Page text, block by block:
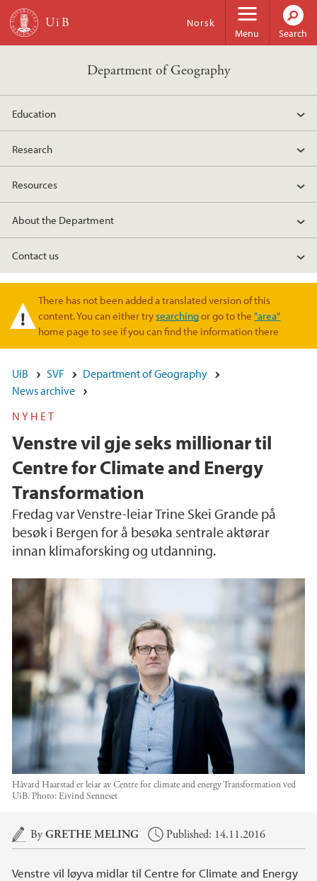
Skip to main content
Menu
Norsk
Search
Department of Geography
Education
Research
Resources
About the Department
Contact us
Warning message
There has not been added a translated version of this
content. You can either trysearchingor go to the"area"
home page to see if you can find the information there
UiB SVF
Department of Geography
News archive
NYHET
Venstre vil gje seks millionar til
Centre for Climate and Energy
Transformation
Fredag var Venstre-leiar Trine Skei Grande på
besøk i Bergen for å besøka sentrale aktørar
innan klimaforsking og utdanning.
Håvard Haarstad er leiar av Centre for climate and energy Transformation ved
UiB. Photo:Eivind Senneset
Main content
ByGRETHE MELING Published: 14.11.2016
Venstre vil løyva midlar til Centre for Climate and Energy